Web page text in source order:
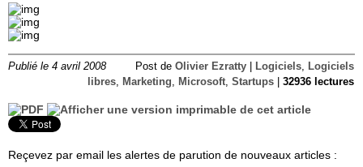
Publié le 4 avril 2008 Post de Olivier Ezratty Logiciels, Logiciels
libres, Marketing, Microsoft, Startups 32936 lectures
Reçevez par email les alertes de parution de nouveaux articles :